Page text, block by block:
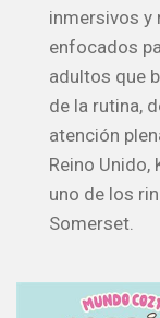
inmersivos y
enfocados
adultos que
de la rutina,
atención
Reino Unido,
uno de los
Somerset.